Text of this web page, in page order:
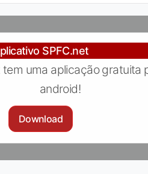
SPFC.net
tem uma aplicação gratuita
android!
Download